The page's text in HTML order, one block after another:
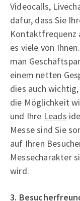
Videocalls,
dafür, dass Sie
Kontaktfrequenz
es viele von
man
einem netten
dies auch
die Möglichkeit
und Ihre Leads
Messe sind Sie
auf Ihren
Messecharakter
wird.
3.